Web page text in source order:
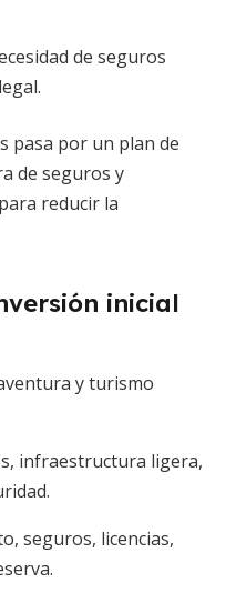
de seguros
pasa por un plan de
de seguros y
reducir la
inicial
y turismo
infraestructura ligera,
seguros, licencias,